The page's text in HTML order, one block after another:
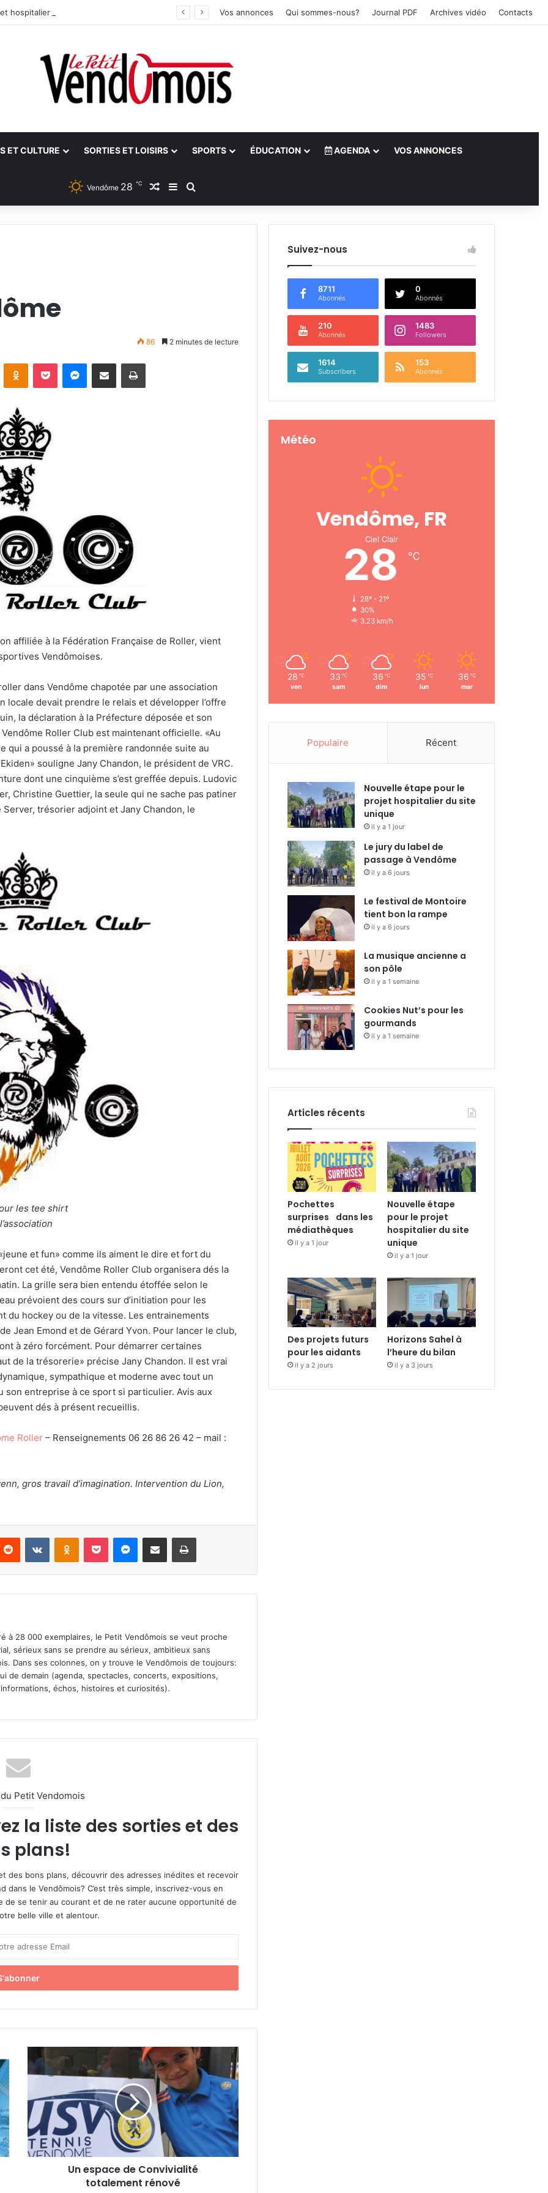
hospitalier du site unique Vos annonces Qui sommes-nous? Journal PDF Archives vidéo Contacts
ET CULTURE SORTIES ET LOISIRS SPORTS ÉDUCATION AGENDA VOS ANNONCES
Vendôme 28 ℃ Article Aléatoire
Sidebar (barre latérale)
86 2 minutes de lecture
affiliée à la Fédération Française de Roller, vient
Vendômoises.
dans Vendôme chapotée par une association
locale devait prendre le relais et développer l’offre
la déclaration à la Préfecture déposée et son
Roller Club est maintenant officielle. «Au
qui a poussé à la première randonnée suite au
souligne Jany Chandon, le président de VRC.
dont une cinquième s’est greffée depuis. Ludovic
Christine Guettier, la seule qui ne sache pas patiner
trésorier adjoint et Jany Chandon, le
les tee shirt
et fun» comme ils aiment le dire et fort du
cet été, Vendôme Roller Club organisera dés la
La grille sera bien entendu étoffée selon le
prévoient des cours sur d’initiation pour les
du hockey ou de la vitesse. Les entrainements
Jean Emond et de Gérard Yvon. Pour lancer le club,
à zéro forcément. Pour démarrer certaines
de la trésorerie» précise Jany Chandon. Il est vrai
sympathique et moderne avec tout un
son entreprise à ce sport si particulier. Avis aux
dés à présent recueillis.
Roller – Renseignements 06 26 86 26 42 – mail :
gros travail d’imagination. Intervention du Lion,
à 28 000 exemplaires, le Petit Vendômois se veut proche
sérieux sans se prendre au sérieux, ambitieux sans
Dans ses colonnes, on y trouve le Vendômois de toujours:
de demain (agenda, spectacles, concerts, expositions,
échos, histoires et curiosités).
Petit Vendomois
la liste des sorties et des
plans!
des bons plans, découvrir des adresses inédites et recevoir
le Vendômois? C’est très simple, inscrivez-vous en
de se tenir au courant et de ne rater aucune opportunité de
belle ville et alentour.
n
a
c
e
d
Un espace de Convivialité
totalement rénové
Suivez-nous
8711
Abonnés
0
Abonnés
210
Abonnés
1483
Followers
1614
Subscribers
153
Abonnés
Météo
Vendôme, FR
Ciel Clair
28 ℃
28º - 21º
30%
3.23 km/h
28 ℃
ven
33 ℃
sam
36 ℃
dim
35 ℃
lun
36 ℃
mar
Populaire Récent
Nouvelle étape pour le
projet hospitalier du site
unique
il y a 1 jour
Le jury du label de
passage à Vendôme
il y a 6 jours
Le festival de Montoire
tient bon la rampe
il y a 6 jours
La musique ancienne a
son pôle
il y a 1 semaine
Cookies Nut’s pour les
gourmands
il y a 1 semaine
Articles récents
Pochettes
surprises dans les
médiathèques
il y a 1 jour
Nouvelle étape
pour le projet
hospitalier du site
unique
il y a 1 jour
Des projets futurs
pour les aidants
il y a 2 jours
Horizons Sahel à
l’heure du bilan
il y a 3 jours